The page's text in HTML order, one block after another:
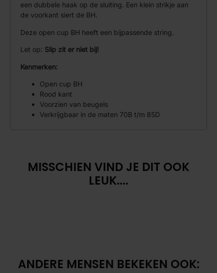
een dubbele haak op de sluiting. Een klein strikje aan
de voorkant siert de BH.
Deze open cup BH heeft een bijpassende string.
Let op: Slip zit er niet bij!
Kenmerken:
Open cup BH
Rood kant
Voorzien van beugels
Verkrijgbaar in de maten 70B t/m 85D
MISSCHIEN VIND JE DIT OOK
LEUK....
ANDERE MENSEN BEKEKEN OOK: